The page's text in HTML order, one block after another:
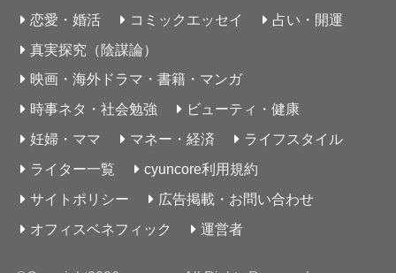
恋愛・婚活 コミックエッセイ
占い・開運
真実探究（陰謀論）
映画・海外ドラマ・書籍・マンガ
時事ネタ・社会勉強
ビューティ・健康
妊婦・ママ
マネー・経済
ライフスタイル
ライター一覧
cyuncore利用規約
サイトポリシー
広告掲載・お問い合わせ
オフィスベネフィック
運営者